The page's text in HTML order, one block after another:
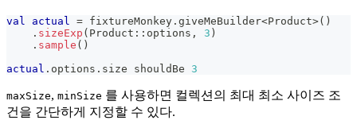
val actual = fixtureMonkey . giveMeBuilder<Product>( )
. sizeExp ( Product :: options , 3 )
. sample ( )
actual . options . size shouldBe 3
maxSize, minSize 를 사용하면 컬렉션의 최대 최소 사이즈 조
건을 간단하게 지정할 수 있다.